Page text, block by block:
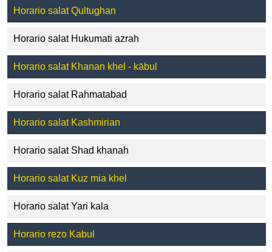
Horario salat Qultughan
Horario salat Hukumati azrah
Horario salat Khanan khel - kābul
Horario salat Rahmatabad
Horario salat Kashmirian
Horario salat Shad khanah
Horario salat Kuz mia khel
Horario salat Yari kala
Horario rezo Kabul